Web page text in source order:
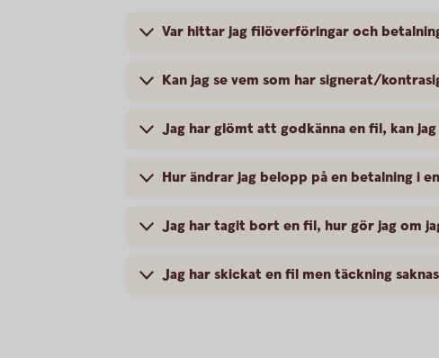
Var hittar jag filöverföringar och
Kan jag se vem som har signerat/
Jag har glömt att godkänna en fil, kan
Hur ändrar jag belopp på en betalning i
Jag har tagit bort en fil, hur gör jag om
Jag har skickat en fil men täckning